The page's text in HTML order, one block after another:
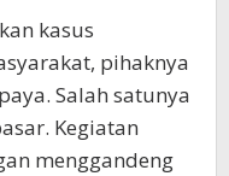
kasus
pihaknya
Salah satunya
Kegiatan
menggandeng